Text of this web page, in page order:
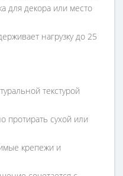
для декора или место
нагрузку до 25
текстурой
протирать сухой или
крепежи и